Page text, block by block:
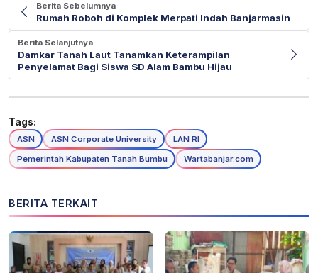
Berita Sebelumnya
Rumah Roboh di Komplek Merpati Indah Banjarmasin
Berita Selanjutnya
Damkar Tanah Laut Tanamkan Keterampilan
Penyelamat Bagi Siswa SD Alam Bambu Hijau
Tags:
ASN ASN Corporate University
LAN RI
Pemerintah Kabupaten Tanah Bumbu
Wartabanjar.com
BERITA TERKAIT